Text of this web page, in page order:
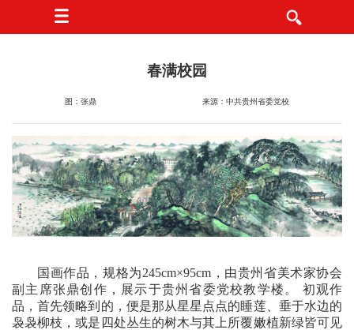
春满校园
图：张鼎 来源：中共贵州省委党校
国画作品，规格为245cm×95cm，由贵州省美术家协会
副主席张鼎创作，展示于贵州省委党校教学楼。 初观作
品，首先领略到的，便是那从星星点点的睡莲、垂于水边的
袅袅柳枝，或是四处丛生的树木与其上所覆嫩植新绿皆可见